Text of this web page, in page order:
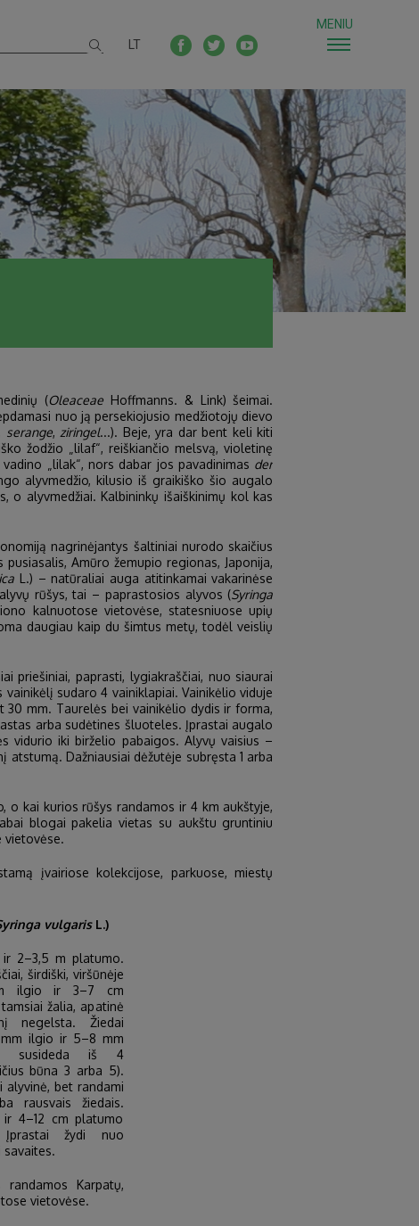
LT
MENIU
(Oleaceae Hoffmanns. & Link) šeimai.
nuo ją persekiojusio medžiotojų dievo
serange, ziringel...). Beje, yra dar bent keli kiti
žodžio „lilaf“, reiškiančio melsvą, violetinę
„lilak“, nors dabar jos pavadinimas der
alyvmedžio, kilusio iš graikiško šio augalo
o alyvmedžiai. Kalbininkų išaiškinimų kol kas
nagrinėjantys šaltiniai nurodo skaičius
Amūro žemupio regionas, Japonija,
L.) – natūraliai auga atitinkamai vakarinėse
rūšys, tai – paprastosios alyvos (Syringa
kalnuotose vietovėse, statesniuose upių
daugiau kaip du šimtus metų, todėl veislių
priešiniai, paprasti, lygiakraščiai, nuo siaurai
sudaro 4 vainiklapiai. Vainikėlio viduje
30 mm. Taurelės bei vainikėlio dydis ir forma,
arba sudėtines šluoteles. Įprastai augalo
vidurio iki birželio pabaigos. Alyvų vaisius –
Dažniausiai dėžutėje subręsta 1 arba
kai kurios rūšys randamos ir 4 km aukštyje,
blogai pakelia vietas su aukštu gruntiniu
vietovėse.
įvairiose kolekcijose, parkuose, miestų
vulgarisL.)
2–3,5 m platumo.
širdiški, viršūnėje
ilgio ir 3–7 cm
žalia, apatinė
negelsta. Žiedai
ilgio ir 5–8 mm
susideda iš 4
būna 3 arba 5).
alyvinė, bet randami
rausvais žiedais.
4–12 cm platumo
Įprastai žydi nuo
savaites.
randamos Karpatų,
vietovėse.